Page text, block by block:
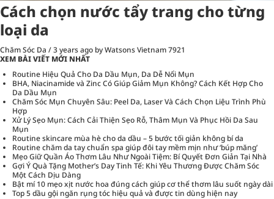
Cách chọn nước tẩy trang cho từng
loại da
Chăm Sóc Da /3 years ago by Watsons Vietnam7921
XEM BÀI VIẾT MỚI NHẤT
Routine Hiệu Quả Cho Da Dầu Mụn, Da Dễ Nổi Mụn
BHA, Niacinamide và Zinc Có Giúp Giảm Mụn Không? Cách Kết Hợp Cho
Da Dầu Mụn
Chăm Sóc Mụn Chuyên Sâu: Peel Da, Laser Và Cách Chọn Liệu Trình Phù
Hợp
Xử Lý Sẹo Mụn: Cách Cải Thiện Sẹo Rỗ, Thâm Mụn Và Phục Hồi Da Sau
Mụn
Routine skincare mùa hè cho da dầu – 5 bước tối giản không bí da
Routine chăm da tay chuẩn spa giúp đôi tay mềm mịn như ‘búp măng’
Mẹo Giữ Quần Áo Thơm Lâu Như Ngoài Tiệm: Bí Quyết Đơn Giản Tại Nhà
Gợi Ý Quà Tặng Mother’s Day Tinh Tế: Khi Yêu Thương Được Chăm Sóc
Một Cách Dịu Dàng
Bật mí 10 mẹo xịt nước hoa đúng cách giúp cơ thể thơm lâu suốt ngày dài
Top 5 dầu gội ngăn rụng tóc hiệu quả và được tin dùng hiện nay